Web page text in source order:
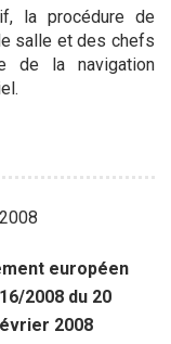
la procédure de
salle et des chefs
de la navigation
européen
2008 du 20
2008